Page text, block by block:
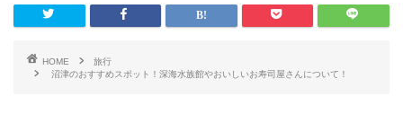
HOME
旅行
沼津のおすすめスポット！深海水族館やおいしいお寿司屋さんについて！